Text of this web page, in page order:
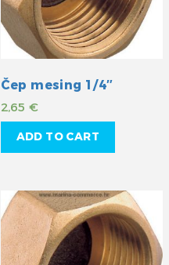
Čep mesing 1/4″
2,65 €
ADD TO CART